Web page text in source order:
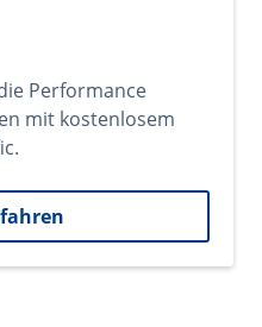
Performance
mit kostenlosem